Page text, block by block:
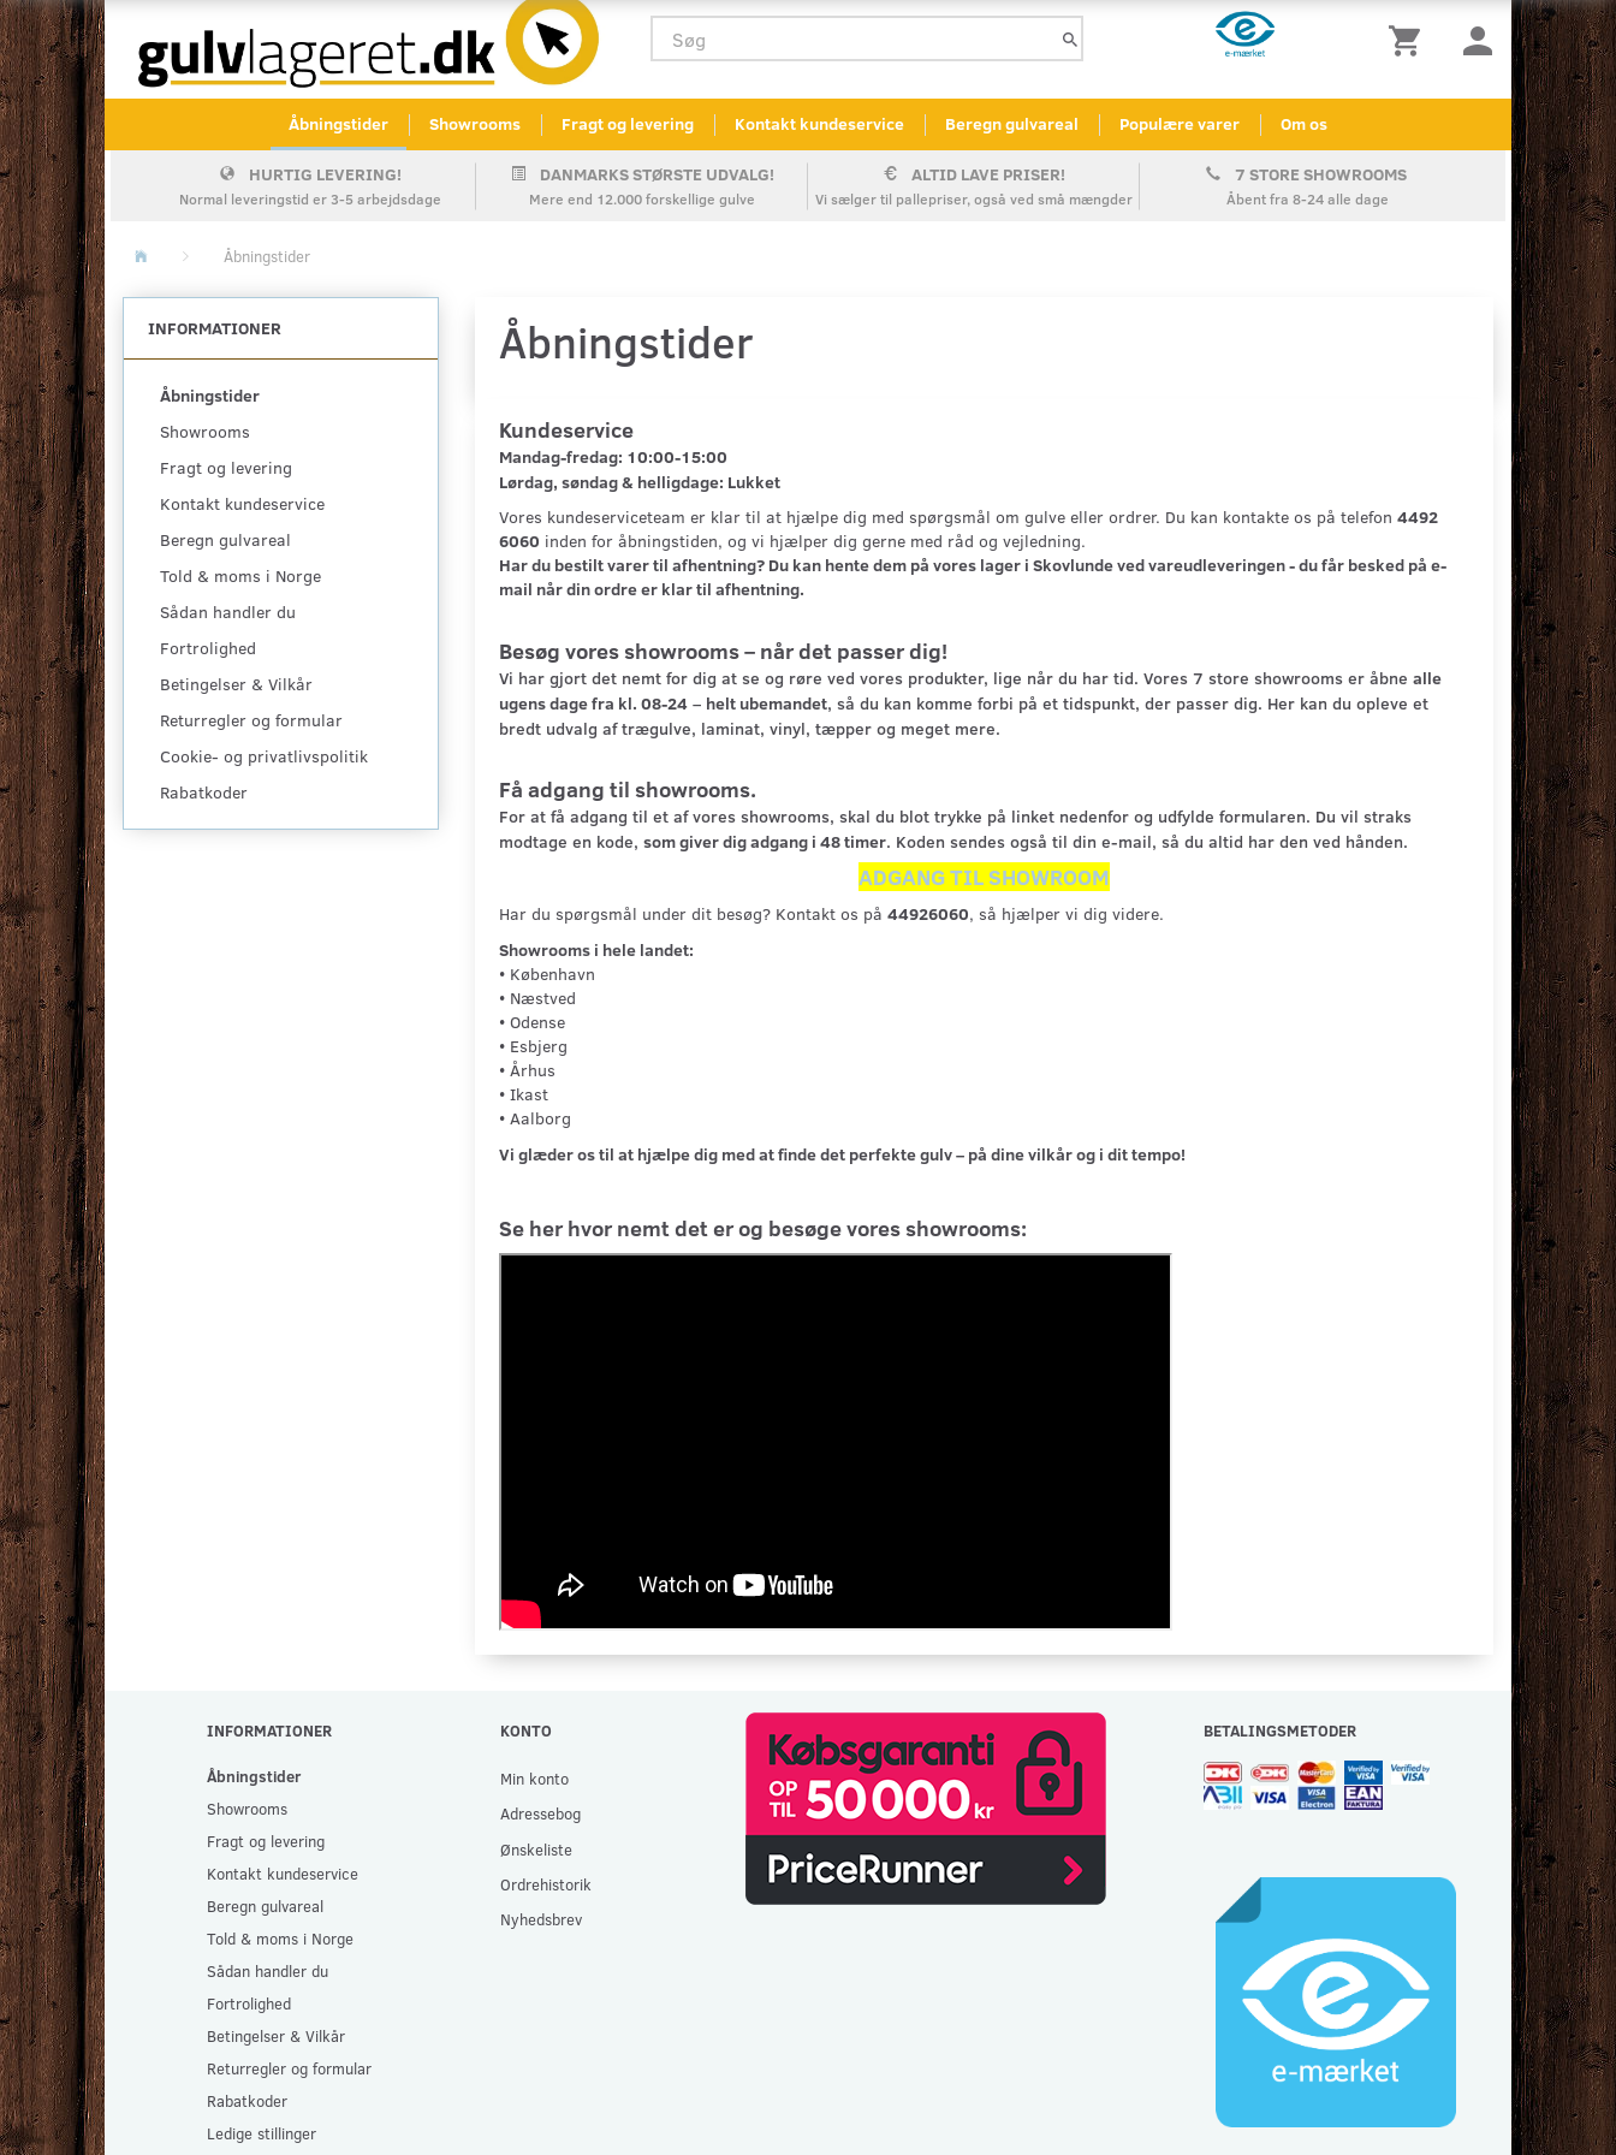
Åbningstider Showrooms Fragt og levering Kontakt kundeservice Beregn gulvareal Populære varer Om os
HURTIG LEVERING!
Normal leveringstid er 3-5 arbejdsdage
DANMARKS STØRSTE UDVALG!
Mere end 12.000 forskellige gulve
ALTID LAVE PRISER!
Vi sælger til pallepriser, også ved små mængder
7 STORE SHOWROOMS
Åbent fra 8-24 alle dage
Åbningstider
INFORMATIONER
Åbningstider
Showrooms
Fragt og levering
Kontakt kundeservice
Beregn gulvareal
Told & moms i Norge
Sådan handler du
Fortrolighed
Betingelser & Vilkår
Returregler og formular
Cookie- og privatlivspolitik
Rabatkoder
Åbningstider
Kundeservice
Mandag-fredag: 10:00-15:00
Lørdag, søndag & helligdage: Lukket
Vores kundeserviceteam er klar til at hjælpe dig med spørgsmål om gulve eller ordrer. Du kan kontakte os på telefon 4492
6060 inden for åbningstiden, og vi hjælper dig gerne med råd og vejledning.
Har du bestilt varer til afhentning? Du kan hente dem på vores lager i Skovlunde ved vareudleveringen - du får besked på e-
mail når din ordre er klar til afhentning.
Besøg vores showrooms – når det passer dig!
Vi har gjort det nemt for dig at se og røre ved vores produkter, lige når du har tid. Vores 7 store showrooms er åbne alle
ugens dage fra kl. 08-24– helt ubemandet, så du kan komme forbi på et tidspunkt, der passer dig. Her kan du opleve et
bredt udvalg af trægulve, laminat, vinyl, tæpper og meget mere.
Få adgang til showrooms.
For at få adgang til et af vores showrooms, skal du blot trykke på linket nedenfor og udfylde formularen. Du vil straks
modtage en kode, som giver dig adgang i 48 timer. Koden sendes også til din e-mail, så du altid har den ved hånden.
ADGANG TIL SHOWROOM
Har du spørgsmål under dit besøg? Kontakt os på 44926060, så hjælper vi dig videre.
Showrooms i hele landet:
• København
• Næstved
• Odense
• Esbjerg
• Århus
• Ikast
• Aalborg
Vi glæder os til at hjælpe dig med at finde det perfekte gulv – på dine vilkår og i dit tempo!
Se her hvor nemt det er og besøge vores showrooms:
INFORMATIONER
Åbningstider
Showrooms
Fragt og levering
Kontakt kundeservice
Beregn gulvareal
Told & moms i Norge
Sådan handler du
Fortrolighed
Betingelser & Vilkår
Returregler og formular
Rabatkoder
Ledige stillinger
KONTO
Min konto
Adressebog
Ønskeliste
Ordrehistorik
Nyhedsbrev
BETALINGSMETODER